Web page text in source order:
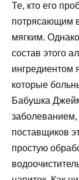
Те, кто его
потрясающим
мягким.
состав этого
ингредиентом
которые
Бабушка
поставщиков
простую